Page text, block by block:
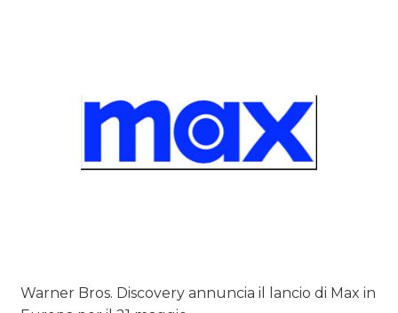
CASE HISTORY
OPINIONI
Warner Bros. Discovery annuncia il lancio di Max in